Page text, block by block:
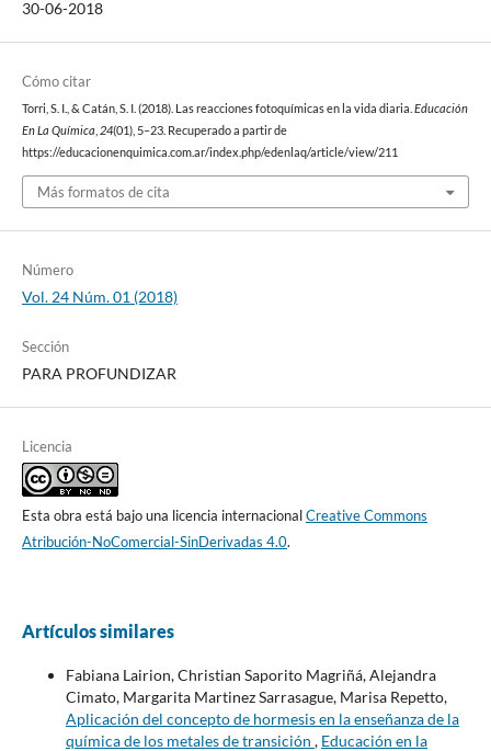
30-06-2018
Cómo citar
Torri, S. I., & Catán, S. I. (2018). Las reacciones fotoquímicas en la vida diaria. Educación
En La Química 24(01), 5–23. Recuperado a partir de
https://educacionenquimica.com.ar/index.php/edenlaq/article/view/211
Más formatos de cita
Número
Vol. 24 Núm. 01 (2018)
Sección
PARA PROFUNDIZAR
Licencia
Esta obra está bajo una licencia internacionalCreative Commons
Atribución-NoComercial-SinDerivadas 4.0.
Artículos similares
Fabiana Lairion, Christian Saporito Magriñá, Alejandra
Cimato, Margarita Martinez Sarrasague, Marisa Repetto,
Aplicación del concepto de hormesis en la enseñanza de la
química de los metales de transición , Educación en la